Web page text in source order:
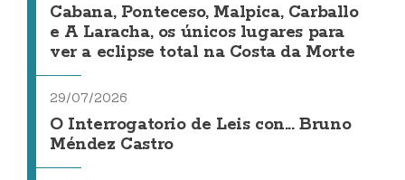
Cabana, Ponteceso, Malpica, Carballo
e A Laracha, os únicos lugares para
ver a eclipse total na Costa da Morte
29/07/2026
O Interrogatorio de Leis con... Bruno
Méndez Castro